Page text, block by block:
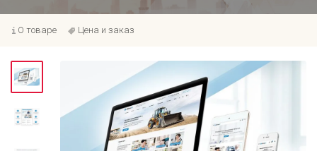
О товаре Цена и заказ